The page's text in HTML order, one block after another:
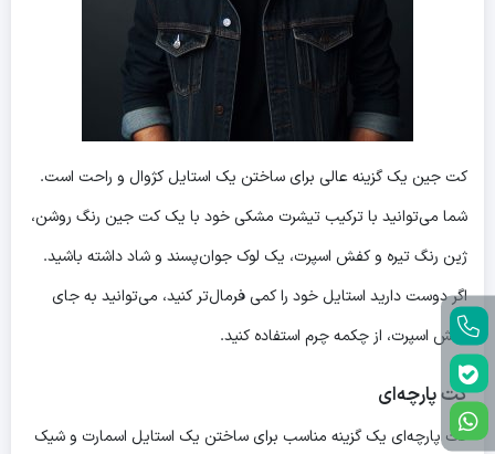
کت جین یک گزینه عالی برای ساختن یک استایل کژوال و راحت است.
شما می‌توانید با ترکیب تیشرت مشکی خود با یک کت جین رنگ روشن،
ژین رنگ تیره و کفش اسپرت، یک لوک جوان‌پسند و شاد داشته باشید.
اگر دوست دارید استایل خود را کمی فرمال‌تر کنید، می‌توانید به جای
کفش اسپرت، از چکمه چرم استفاده کنید.
کت پارچه‌ای
کت پارچه‌ای یک گزینه مناسب برای ساختن یک استایل اسمارت و شیک